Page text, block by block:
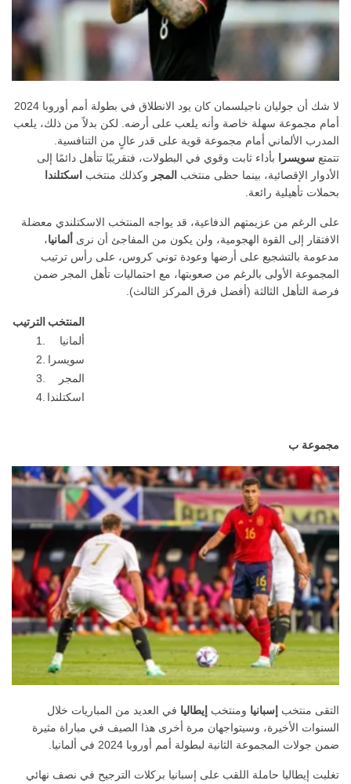
لا شك أن جوليان ناجيلسمان كان يود الانطلاق في بطولة أمم أوروبا 2024
أمام مجموعة سهلة خاصة وأنه يلعب على أرضه. لكن بدلاً من ذلك، يلعب
المدرب الألماني أمام مجموعة قوية على قدر عالٍ من التنافسية.
تتمتع سويسرا
بأداء ثابت وقوي في البطولات، فتقريبًا تتأهل دائمًا إلى
الأدوار الإقصائية، بينما حظى منتخب المجر وكذلك منتخب اسكتلندا
بحملات تأهيلية رائعة.
على الرغم من عزيمتهم الدفاعية، قد يواجه المنتخب الاسكتلندي معضلة
الافتقار إلى القوة الهجومية، ولن يكون من المفاجئ أن نرى ألمانيا،
مدعومة بالتشجيع على أرضها وعودة توني كروس، على رأس ترتيب
المجموعة الأولى بالرغم من صعوبتها، مع احتماليات تأهل المجر ضمن
فرصة التأهل الثالثة (أفضل فرق المركز الثالث).
الترتيب المنتخب
1.
ألمانيا
2. سويسرا
3.
المجر
4. اسكتلندا
مجموعة ب
التقى منتخب إسبانيا ومنتخب إيطاليا في العديد من المباريات خلال
السنوات الأخيرة، وسيتواجهان مرة أخرى هذا الصيف في مباراة مثيرة
ضمن جولات المجموعة الثانية لبطولة أمم أوروبا 2024 في ألمانيا.
تغلبت إيطاليا حاملة اللقب على إسبانيا بركلات الترجيح في نصف نهائي